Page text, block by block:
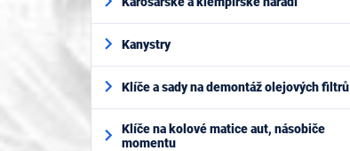
Kanystry
Klíče a sady na demontáž olejových filtrů
Klíče na kolové matice aut, násobiče
momentu